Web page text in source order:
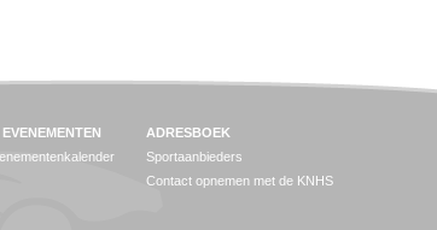
ADRESBOEK
Sportaanbieders
Contact opnemen met de KNHS